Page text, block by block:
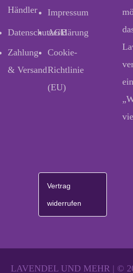
Händler
Impressum
Datenschutzerklärung
AGB
Zahlung
& Versand
Cookie-
Richtlinie
(EU)
Vertrag
widerrufen
LAVENDEL UND MEHR | ©